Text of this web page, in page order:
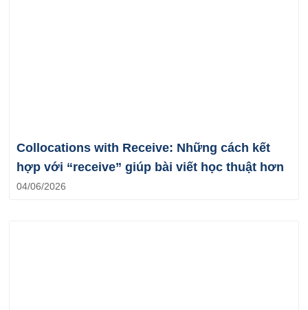
Collocations with Receive: Những cách kết
hợp với “receive” giúp bài viết học thuật hơn
04/06/2026